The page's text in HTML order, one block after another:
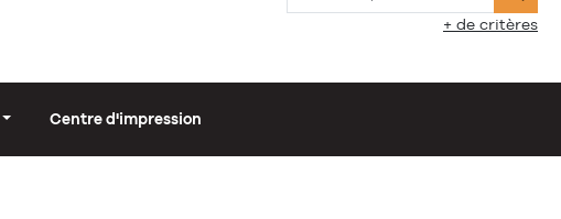
+ de critères
Centre d'impression